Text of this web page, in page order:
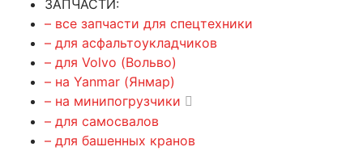
ЗАПЧАСТИ:
– все запчасти для спецтехники
– для асфальтоукладчиков
– для Volvo (Вольво)
– на Yanmar (Янмар)
– на минипогрузчики
– для самосвалов
– для башенных кранов